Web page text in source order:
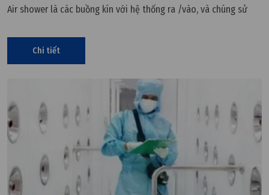
Air shower là các buồng kín với hệ thống ra /vào, và chúng sử
các chất gây ô nhiễm trên người hoặc các bộ phận.
Chi tiết